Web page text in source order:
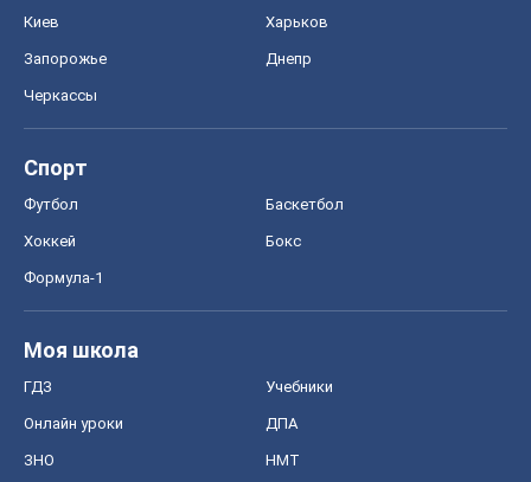
Киев Харьков
Запорожье Днепр
Черкассы
Спорт
Футбол Баскетбол
Хоккей Бокс
Формула-1
Моя школа
ГДЗ Учебники
Онлайн уроки ДПА
ЗНО НМТ